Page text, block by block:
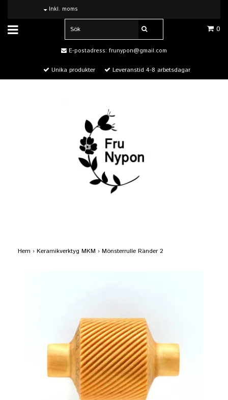
Inkl. moms
0
E-postadress: frunypon@gmail.com
Unika produkter Leveranstid 4-8 arbetsdagar
Hem › Keramikverktyg MKM › Mönsterrulle Ränder 2